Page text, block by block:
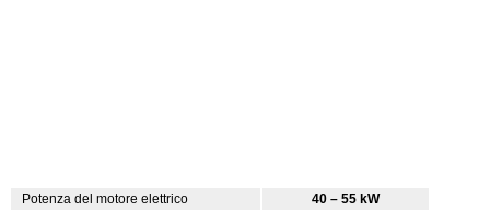
Potenza del motore elettrico
40 – 55 kW